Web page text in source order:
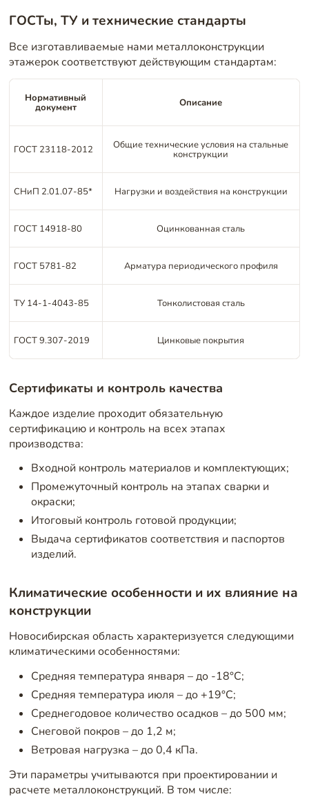
ГОСТы, ТУ и технические стандарты
Все изготавливаемые нами металлоконструкции
этажерок соответствуют действующим стандартам:
Нормативный
документ Описание
ГОСТ 23118-2012 Общие технические условия на стальные
конструкции
СНиП 2.01.07-85* Нагрузки и воздействия на конструкции
ГОСТ 14918-80 Оцинкованная сталь
ГОСТ 5781-82 Арматура периодического профиля
ТУ 14-1-4043-85 Тонколистовая сталь
ГОСТ 9.307-2019 Цинковые покрытия
Сертификаты и контроль качества
Каждое изделие проходит обязательную
сертификацию и контроль на всех этапах
производства:
Входной контроль материалов и комплектующих;
Промежуточный контроль на этапах сварки и
окраски;
Итоговый контроль готовой продукции;
Выдача сертификатов соответствия и паспортов
изделий.
Климатические особенности и их влияние на
конструкции
Новосибирская область характеризуется следующими
климатическими особенностями:
Средняя температура января – до -18°C;
Средняя температура июля – до +19°C;
Среднегодовое количество осадков – до 500 мм;
Снеговой покров – до 1,2 м;
Ветровая нагрузка – до 0,4 кПа.
Эти параметры учитываются при проектировании и
расчете металлоконструкций. В том числе: